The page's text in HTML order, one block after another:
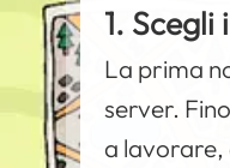
1.
La prima
server.
a lavorare,